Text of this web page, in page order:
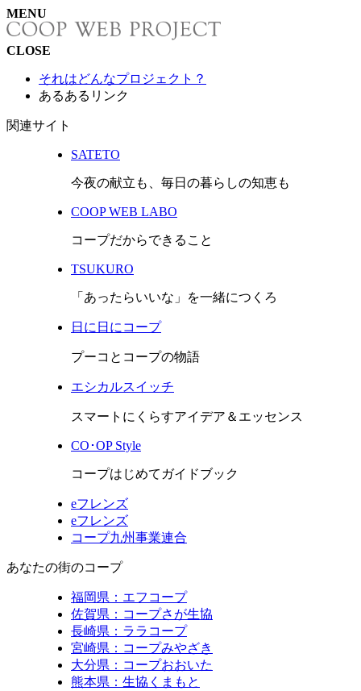
ニ
オ
イ
COOP
WEB
PROJECT
MENU
CLOSE
それはどんなプロジェクト？
あるあるリンク
関連サイト
SATETO
今夜の献立も、毎日の暮らしの知恵も
COOP WEB LABO
コープだからできること
TSUKURO
「あったらいいな」を一緒につくろ
日に日にコープ
プーコとコープの物語
エシカルスイッチ
スマートにくらすアイデア＆エッセンス
CO･OP Style
コープはじめてガイドブック
eフレンズ
eフレンズ
コープ九州事業連合
あなたの街のコープ
福岡県：エフコープ
佐賀県：コープさが生協
長崎県：ララコープ
宮崎県：コープみやざき
大分県：コープおおいた
熊本県：生協くまもと